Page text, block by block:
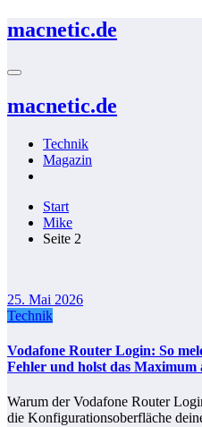
Zum
Inhalt
macnetic.de
macnetic.de
Technik
Magazin
Start
Mike
Seite 2
25. Mai 2026
Technik
Vodafone Router Login: So
Fehler und holst das Maximum
Warum der Vodafone Router
die Konfigurationsoberfläche